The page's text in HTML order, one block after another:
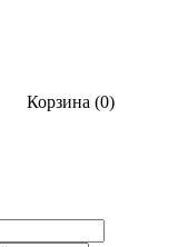
Корзина (0)